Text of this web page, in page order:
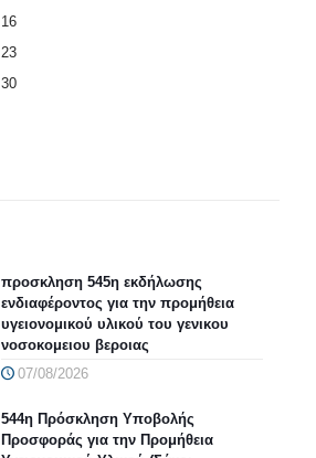
16
23
30
προσκληση 545η εκδήλωσης
ενδιαφέροντος για την προμήθεια
υγειονομικού υλικού του γενικου
νοσοκομειου βεροιας
07/08/2026
544η Πρόσκληση Υποβολής
Προσφοράς για την Προμήθεια